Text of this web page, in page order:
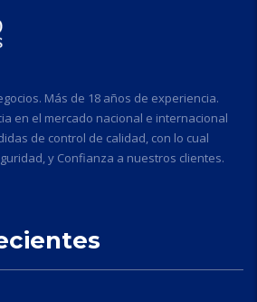
Más de 18 años de experiencia.
en el mercado nacional e internacional
de control de calidad, con lo cual
y Confianza a nuestros clientes.